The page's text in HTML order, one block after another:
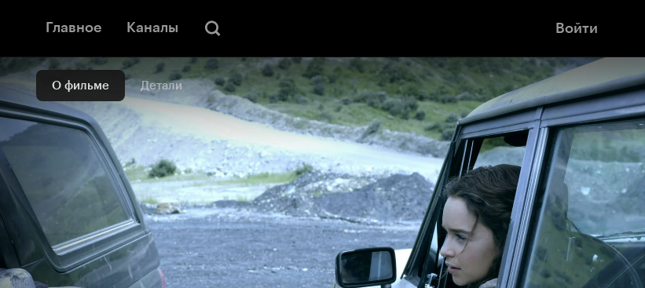
Главное Каналы Войти
О фильме Детали